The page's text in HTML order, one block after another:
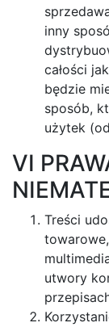
inny
całości
będzie
sposób,
użytek
VI
Treści
utwory